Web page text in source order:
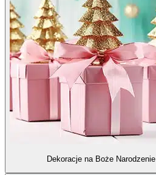
Dekoracje na Boże Narodzenie